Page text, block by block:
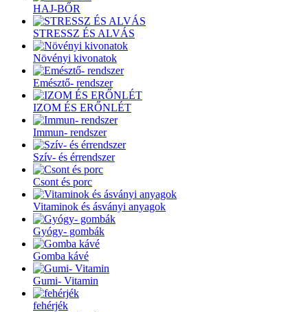
HAJ-BŐR
STRESSZ ÉS ALVÁS
Növényi kivonatok
Emésztő- rendszer
IZOM ÉS ERŐNLÉT
Immun- rendszer
Szív- és érrendszer
Csont és porc
Vitaminok és ásványi anyagok
Gyógy- gombák
Gomba kávé
Gumi- Vitamin
fehérjék